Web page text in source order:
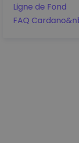
Ligne de Fond
FAQ